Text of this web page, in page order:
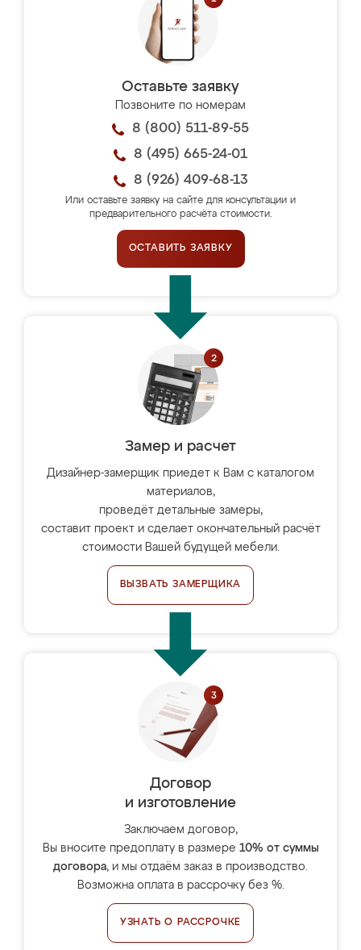
Оставьте заявку
Позвоните по номерам
8 (800) 511-89-55
8 (495) 665-24-01
8 (926) 409-68-13
Или оставьте заявку на сайте для консультации и
предварительного расчёта стоимости.
ОСТАВИТЬ ЗАЯВКУ
Замер и расчет
Дизайнер-замерщик приедет к Вам с каталогом
материалов,
проведёт детальные замеры,
составит проект и сделает окончательный расчёт
стоимости Вашей будущей мебели.
ВЫЗВАТЬ ЗАМЕРЩИКА
Договор
и изготовление
Заключаем договор,
Вы вносите предоплату в размере 10% от суммы
договора, и мы отдаём заказ в производство.
Возможна оплата в рассрочку без %.
УЗНАТЬ О РАССРОЧКЕ